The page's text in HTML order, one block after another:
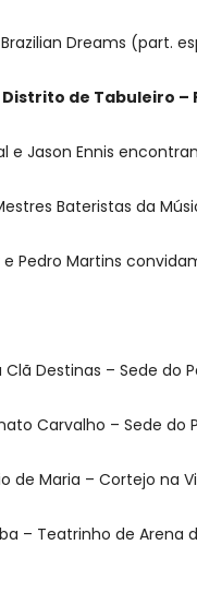
Dreams (part.
de Tabuleiro –
e Jason Ennis
Bateristas da
Pedro Martins
Clã Destinas – Sede do
Carvalho – Sede do
de Maria – Cortejo na
– Teatrinho de Arena